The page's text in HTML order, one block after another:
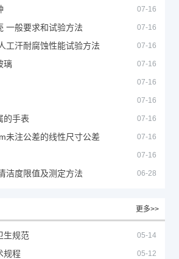
07-16
一般要求和试验方法 07-16
工汗耐腐蚀性能试验方法 07-16
璃 07-16
07-16
07-16
的手表 07-16
未注公差的线性尺寸公差 07-16
07-16
洁度限值及测定方法 06-28
更多>>
生规范 05-14
规程 05-12